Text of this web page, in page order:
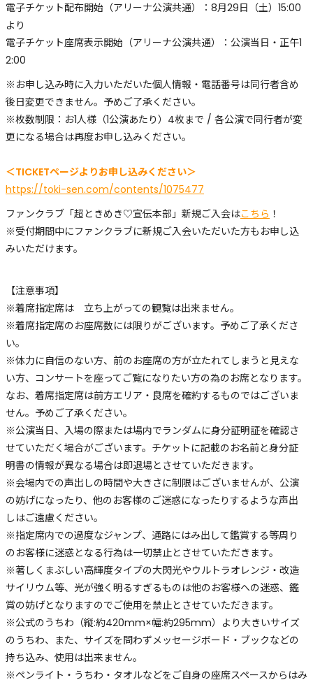
電子チケット配布開始（アリーナ公演共通）：8月29日（土）15:00
より
電子チケット座席表示開始（アリーナ公演共通）：公演当日・正午1
2:00
※お申し込み時に入力いただいた個人情報・電話番号は同行者含め
後日変更できません。予めご了承ください。
※枚数制限：お1人様（1公演あたり）4枚まで / 各公演で同行者が変
更になる場合は再度お申し込みください。
＜TICKETページよりお申し込みください＞
https://toki-sen.com/contents/1075477
ファンクラブ「超ときめき♡宣伝本部」新規ご入会はこちら ！
※受付期間中にファンクラブに新規ご入会いただいた方もお申し込
みいただけます。
【注意事項】
※着席指定席は 立ち上がっての観覧は出来ません。
※着席指定席のお座席数には限りがございます。予めご了承くださ
い。
※体力に自信のない方、前のお座席の方が立たれてしまうと見えな
い方、コンサートを座ってご覧になりたい方の為のお席となります。
なお、着席指定席は前方エリア・良席を確約するものではございま
せん。予めご了承ください。
※公演当日、入場の際または場内でランダムに身分証明証を確認さ
せていただく場合がございます。チケットに記載のお名前と身分証
明書の情報が異なる場合は即退場とさせていただきます。
※会場内での声出しの時間や大きさに制限はございませんが、公演
の妨げになったり、他のお客様のご迷惑になったりするような声出
しはご遠慮ください。
※指定席内での過度なジャンプ、通路にはみ出して鑑賞する等周り
のお客様に迷惑となる行為は一切禁止とさせていただきます。
※著しくまぶしい高輝度タイプの大閃光やウルトラオレンジ・改造
サイリウム等、光が強く明るすぎるものは他のお客様への迷惑、鑑
賞の妨げとなりますのでご使用を禁止とさせていただきます。
※公式のうちわ（縦:約420mm×幅:約295mm）より大きいサイズ
のうちわ、また、サイズを問わずメッセージボード・ブックなどの
持ち込み、使用は出来ません。
※ペンライト・うちわ・タオルなどをご自身の座席スペースからはみ